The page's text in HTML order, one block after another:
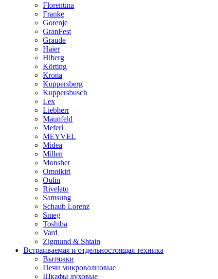
Florentina
Franke
Gorenje
GranFest
Graude
Haier
Hiberg
Körting
Krona
Kuppersberg
Kuppersbusch
Lex
Liebherr
Maunfeld
Meferi
MEYVEL
Midea
Millen
Monsher
Omoikiri
Oulin
Rivelato
Samsung
Schaub Lorenz
Smeg
Toshiba
Vard
Zigmund & Shtain
Встраиваемая и отдельностоящая техника
Вытяжки
Печи микроволновые
Шкафы духовые